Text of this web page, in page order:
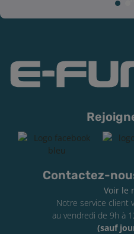
Contactez-
Voir le
Notre service client
au vendredi de 9h à
(sauf